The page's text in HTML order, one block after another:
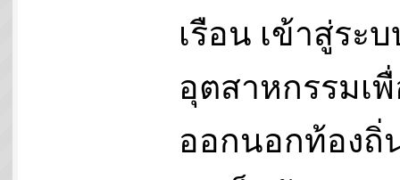
เรือน เข้าสู่ระ
อุตสาหกรรมเ
ออกนอกท้องถิ่